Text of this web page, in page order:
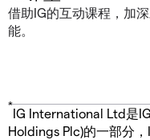
借助IG的互动课程，加
能。
*
IG International Ltd是
Holdings Plc)的一部分